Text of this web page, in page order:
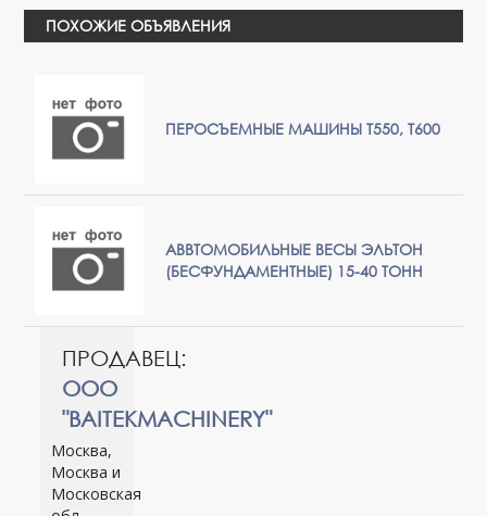
ПОХОЖИЕ ОБЪЯВЛЕНИЯ
ПЕРОСЪЕМНЫЕ МАШИНЫ Т550, Т600
АВВТОМОБИЛЬНЫЕ ВЕСЫ ЭЛЬТОН
(БЕСФУНДАМЕНТНЫЕ) 15-40 ТОНН
ПРОДАВЕЦ:
ООО
"BAITEKMACHINERY"
Москва,
Москва и
Московская